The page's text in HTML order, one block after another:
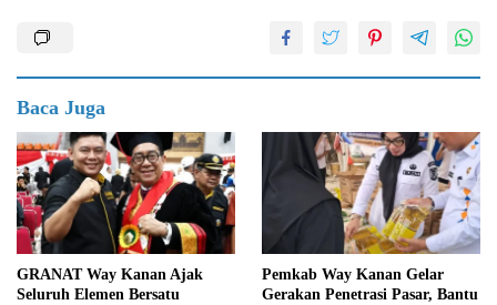
Baca Juga
GRANAT Way Kanan Ajak
Seluruh Elemen Bersatu
Pemkab Way Kanan Gelar
Gerakan Penetrasi Pasar, Bantu